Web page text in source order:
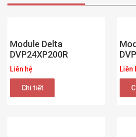
Module Delta
DVP24XP200R
Liên hệ
Chi tiết
Liên